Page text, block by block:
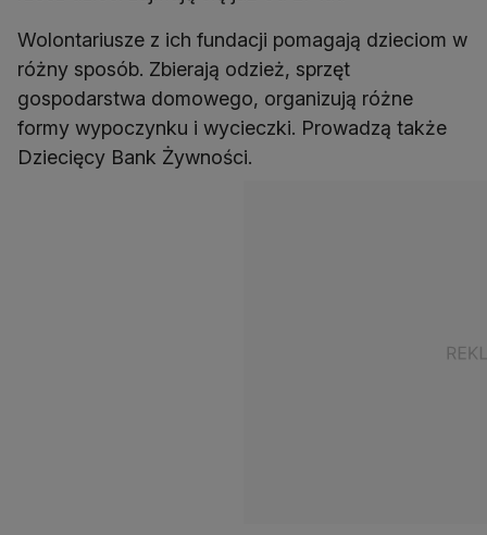
Wolontariusze z ich fundacji pomagają dzieciom w
różny sposób. Zbierają odzież, sprzęt
gospodarstwa domowego, organizują różne
formy wypoczynku i wycieczki. Prowadzą także
Dziecięcy Bank Żywności.